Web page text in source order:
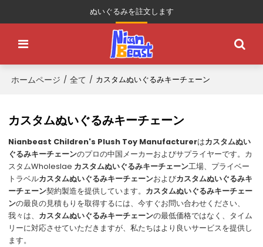
ぬいぐるみを註文します
ホームページ / 全て / カスタムぬいぐるみキーチェーン
カスタムぬいぐるみキーチェーン
Nianbeast Children's Plush Toy Manufacturerはカスタムぬい
ぐるみキーチェーンのプロの中国メーカーおよびサプライヤーです。カ
スタムWholeslae カスタムぬいぐるみキーチェーン工場、プライベー
トラベルカスタムぬいぐるみキーチェーンおよびカスタムぬいぐるみキ
ーチェーン契約製造を提供しています。 カスタムぬいぐるみキーチェー
ンの最良の見積もりを取得するには、今すぐお問い合わせください、
我々は、 カスタムぬいぐるみキーチェーンの最低価格ではなく、タイム
リーに対応させていただきますが、私たちはより良いサービスを提供し
ます。